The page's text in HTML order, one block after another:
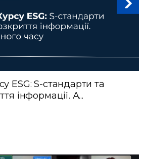
ESG: S-стандарти та
інформації. А...